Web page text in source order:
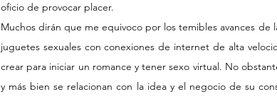
oficio de provocar placer.
Muchos dirán que me equivoco por los temibles avances de
juguetes sexuales con conexiones de internet de alta
crear para iniciar un romance y tener sexo virtual. No
y más bien se relacionan con la idea y el negocio de su